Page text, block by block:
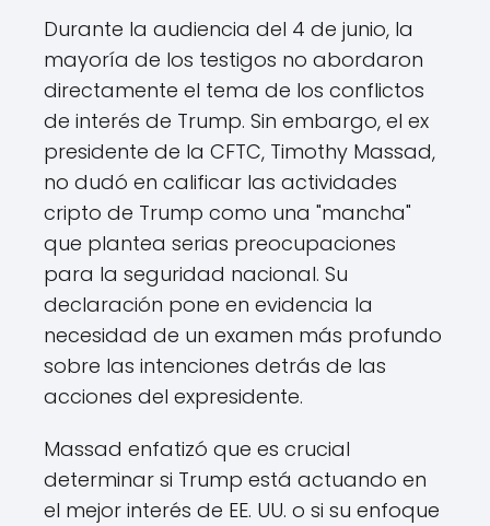
Durante la audiencia del 4 de junio, la
mayoría de los testigos no abordaron
directamente el tema de los conflictos
de interés de Trump. Sin embargo, el ex
presidente de la CFTC, Timothy Massad,
no dudó en calificar las actividades
cripto de Trump como una "mancha"
que plantea serias preocupaciones
para la seguridad nacional. Su
declaración pone en evidencia la
necesidad de un examen más profundo
sobre las intenciones detrás de las
acciones del expresidente.
Massad enfatizó que es crucial
determinar si Trump está actuando en
el mejor interés de EE. UU. o si su enfoque